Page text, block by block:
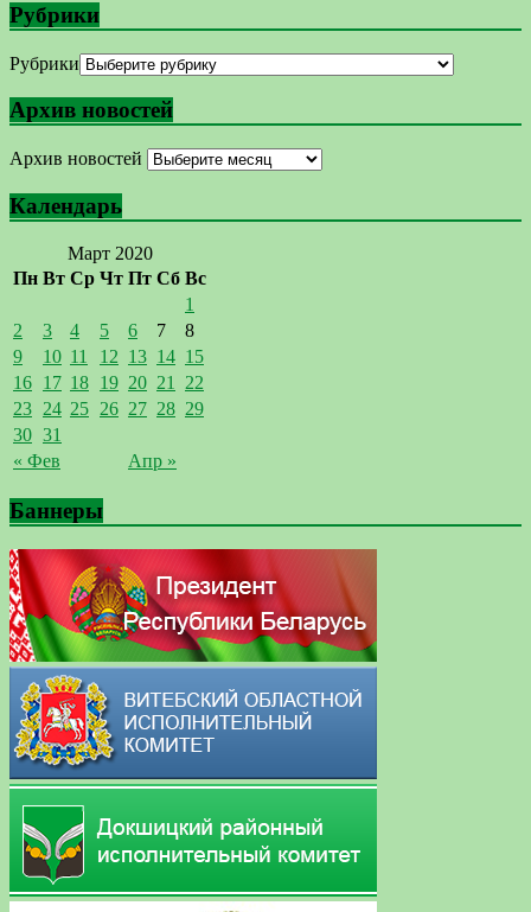
Рубрики
Рубрики
Архив новостей
Архив новостей
Календарь
Март 2020
Пн Вт Ср Чт Пт Сб Вс
« Фев Апр »
1
2
3 4 5 6 7
8
9
10 11 12 13 14 15
16 17 18 19 20 21 22
23 24 25 26 27 28 29
30 31
Баннеры